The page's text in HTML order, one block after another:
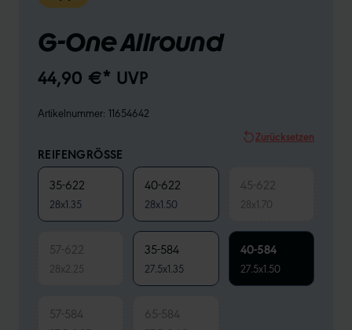
G-One Allround
44,90 €* UVP
Artikelnummer: 11654642
Zurücksetzen
REIFENGRÖSSE
35-622
28x1.35
40-622
28x1.50
45-622
28x1.70
57-622
28x2.25
35-584
27.5x1.35
40-584
27.5x1.50
57-584 65-584